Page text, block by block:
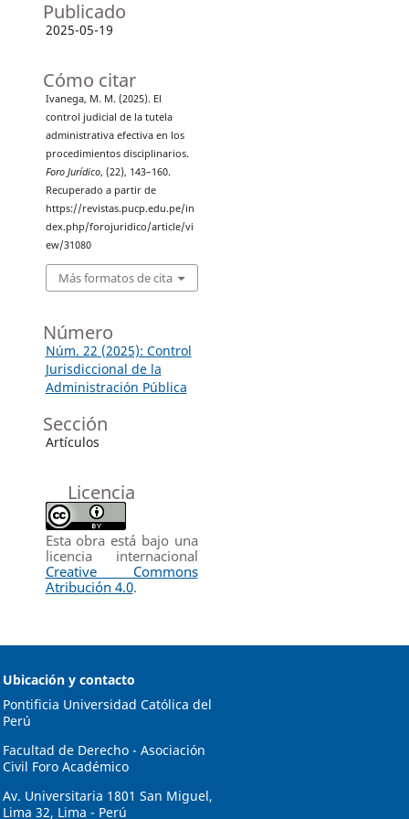
Publicado
2025-05-19
Cómo citar
Ivanega, M. M. (2025). El
control judicial de la tutela
administrativa efectiva en los
procedimientos disciplinarios.
Foro Jurídico, (22), 143–160.
Recuperado a partir de
https://revistas.pucp.edu.pe/in
dex.php/forojuridico/article/vi
ew/31080
Más formatos de cita
Número
Núm. 22 (2025): Control
Jurisdiccional de la
Administración Pública
Sección
Artículos
Licencia
Esta obra está bajo una
licencia internacional
Creative Commons
Atribución 4.0.
Ubicación y contacto
Pontificia Universidad Católica del
Perú
Facultad de Derecho - Asociación
Civil Foro Académico
Av. Universitaria 1801 San Miguel,
Lima 32, Lima - Perú